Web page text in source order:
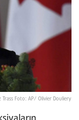
Trass Foto: AP/ Olivier Douliery